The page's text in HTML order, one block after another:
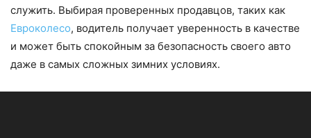
служить. Выбирая проверенных продавцов, таких как
Евроколесо, водитель получает уверенность в качестве
и может быть спокойным за безопасность своего авто
даже в самых сложных зимних условиях.